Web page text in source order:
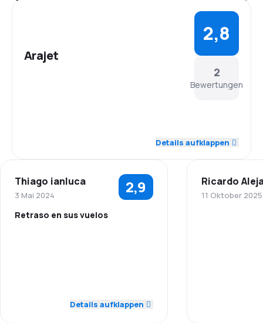
Arajet
2
Bewertungen
2,8
Flugnetz 2,0
Ticketpreise
Verpflegung
Details aufklappen
Thiago ianluca
3 Mai 2024 2,9
Retraso en sus vuelos
2,0
Details aufklappen
Ricardo
11 Oktober 2025